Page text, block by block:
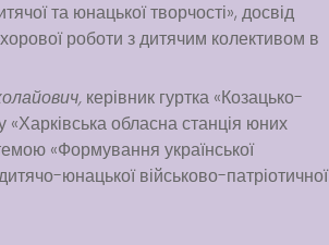
та юнацької творчості», досвід
роботи з дитячим колективом в
керівник гуртка «Козацько-
обласна станція юних
«Формування української
юнацької військово-патріотичної